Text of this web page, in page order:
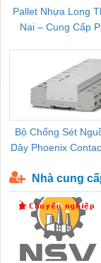
Pallet Nhựa Long
Nai – Cung Cấp
Bộ Chống Sét
Dây Phoenix
Nhà cung